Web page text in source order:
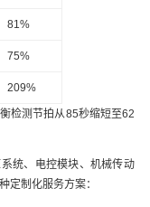
81%
75%
209%
检测节拍从85秒缩短至62
统、电控模块、机械传动
定制化服务方案：